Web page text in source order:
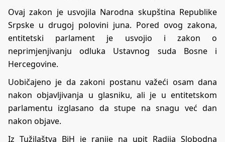
Ovaj zakon je usvojila Narodna skupština Republike
Srpske u drugoj polovini juna. Pored ovog zakona,
entitetski parlament je usvojio i zakon o
neprimjenjivanju odluka Ustavnog suda Bosne i
Hercegovine.
Uobičajeno je da zakoni postanu važeći osam dana
nakon objavljivanja u glasniku, ali je u entitetskom
parlamentu izglasano da stupe na snagu već dan
nakon objave.
Iz Tužilaštva BiH je ranije na upit Radija Slobodna